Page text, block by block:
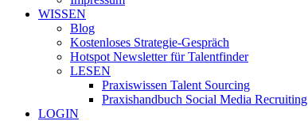
WISSEN
Blog
Kostenloses Strategie-Gespräch
Hotspot Newsletter für Talentfinder
LESEN
Praxiswissen Talent Sourcing
Praxishandbuch Social Media Recruiting
LOGIN